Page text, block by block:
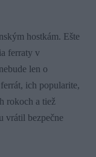
hostkám. Ešte
ferraty v
len o
ich popularite,
rokoch a tiež
vrátil bezpečne